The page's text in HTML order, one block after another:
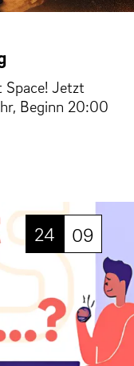
Space! Jetzt
Beginn 20:00
24 09